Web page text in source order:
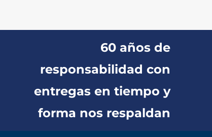
60 años de
responsabilidad con
entregas en tiempo y
forma nos respaldan